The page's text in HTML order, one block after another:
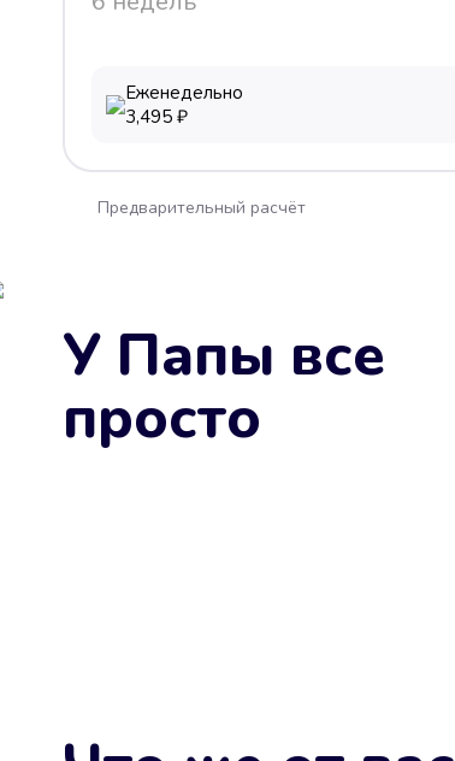
Еженедельно
3,495 ₽
Предварительный расчёт
У Папы все
просто